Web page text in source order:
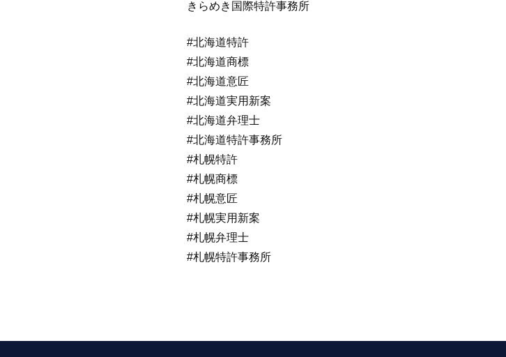
きらめき国際特許事務所
#北海道特許
#北海道商標
#北海道意匠
#北海道実用新案
#北海道弁理士
#北海道特許事務所
#札幌特許
#札幌商標
#札幌意匠
#札幌実用新案
#札幌弁理士
#札幌特許事務所